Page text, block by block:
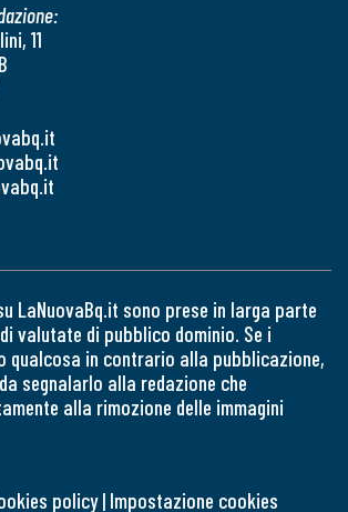
11
LaNuovaBq.it sono prese in larga parte
valutate di pubblico dominio. Se i
qualcosa in contrario alla pubblicazione,
segnalarlo alla redazione che
alla rimozione delle immagini
policy| Impostazione cookies